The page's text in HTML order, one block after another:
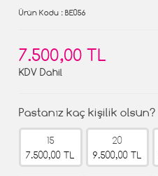
Ürün Kodu : BE056
7.500,00 TL
KDV Dahil
Pastanız kaç kişilik olsun?
15
7.500,00 TL
20
9.500,00 TL